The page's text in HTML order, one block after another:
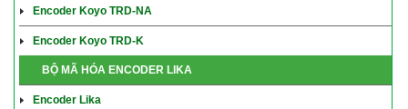
Encoder Koyo TRD-NA
Encoder Koyo TRD-K
BỘ MÃ HÓA ENCODER LIKA
Encoder Lika